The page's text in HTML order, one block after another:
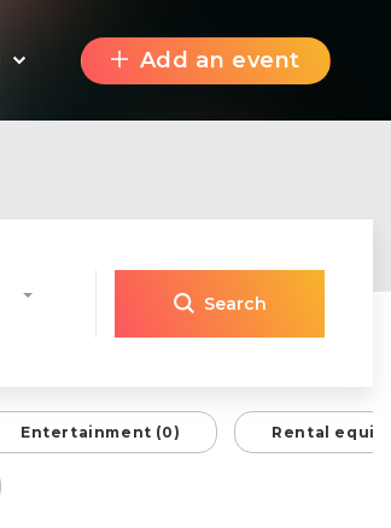
Add an event
Search
Entertainment (0) Rental